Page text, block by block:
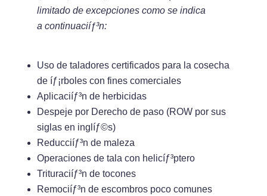
limitado de excepciones como se indica
a continuaciíƒ³n:
Uso de taladores certificados para la cosecha
de íƒ¡rboles con fines comerciales
Aplicaciíƒ³n de herbicidas
Despeje por Derecho de paso (ROW por sus
siglas en inglíƒ©s)
Reducciíƒ³n de maleza
Operaciones de tala con helicíƒ³ptero
Trituraciíƒ³n de tocones
Remociíƒ³n de escombros poco comunes